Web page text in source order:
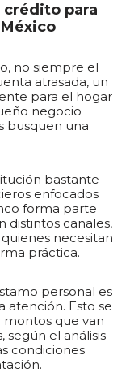
crédito para
no siempre el
atrasada, un
para el hogar
negocio
busquen una
bastante
enfocados
forma parte
distintos canales,
necesitan
práctica.
personal es
atención. Esto se
que van
según el análisis
condiciones